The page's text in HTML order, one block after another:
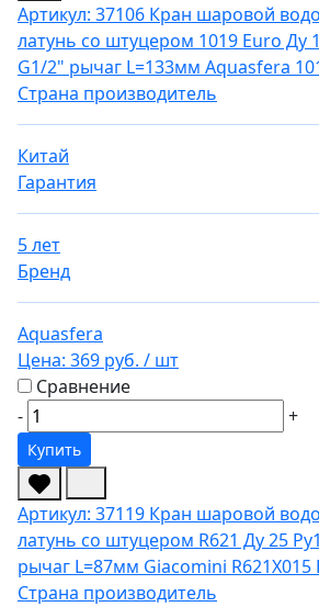
Артикул: 37106 Кран шаровой
латунь со штуцером 1019 Euro Ду
G1/2" рычаг L=133мм Aquasfera
Страна производитель
Китай
Гарантия
5 лет
Бренд
Aquasfera
Цена: 369 руб. / шт
Сравнение
-
+
Купить
Артикул: 37119 Кран шаровой
латунь со штуцером R621 Ду 25
рычаг L=87мм Giacomini R621X015
Страна производитель